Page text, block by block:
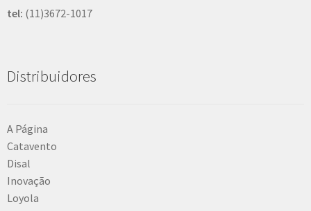
tel: (11)3672-1017
Distribuidores
A Página
Catavento
Disal
Inovação
Loyola